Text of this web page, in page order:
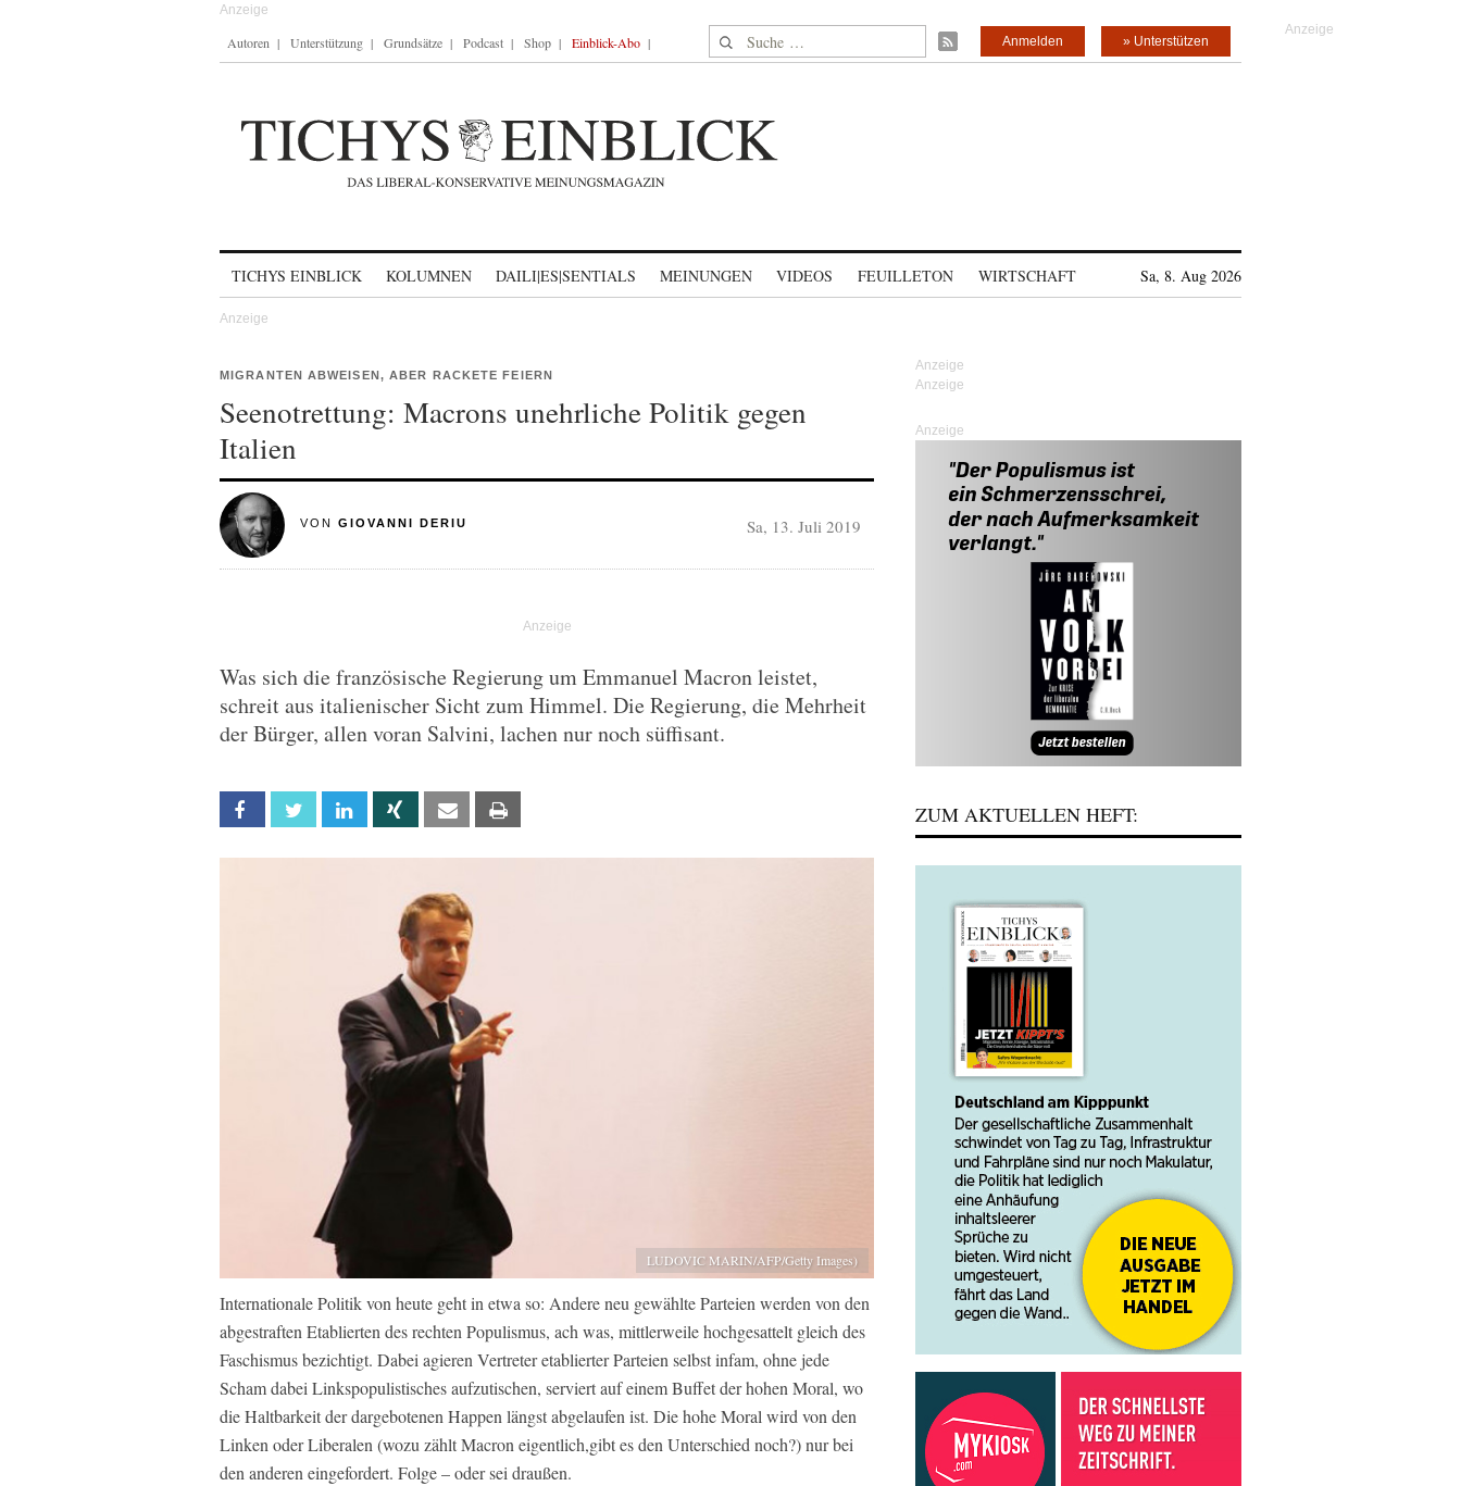
Autoren Unterstützung Grundsätze Podcast Shop Einblick-Abo Suche nach: » Unterstützen
Anmelden
TICHYS EINBLICK KOLUMNEN DAILI|ES|SENTIALS MEINUNGEN VIDEOS FEUILLETON WIRTSCHAFT Sa, 8. Aug 2026
MIGRANTEN ABWEISEN, ABER RACKETE FEIERN
Seenotrettung: Macrons unehrliche Politik gegen
Italien
VON GIOVANNI DERIU Sa, 13. Juli 2019
Was sich die französische Regierung um Emmanuel Macron leistet,
schreit aus italienischer Sicht zum Himmel. Die Regierung, die Mehrheit
der Bürger, allen voran Salvini, lachen nur noch süffisant.
Facebook Twitter Linkedin Xing Email
LUDOVIC MARIN/AFP/Getty Images)
Internationale Politik von heute geht in etwa so: Andere neu gewählte Parteien werden von den
abgestraften Etablierten des rechten Populismus, ach was, mittlerweile hochgesattelt gleich des
Faschismus bezichtigt. Dabei agieren Vertreter etablierter Parteien selbst infam, ohne jede
Scham dabei Linkspopulistisches aufzutischen, serviert auf einem Buffet der hohen Moral, wo
die Haltbarkeit der dargebotenen Happen längst abgelaufen ist. Die hohe Moral wird von den
Linken oder Liberalen (wozu zählt Macron eigentlich,gibt es den Unterschied noch?) nur bei
den anderen eingefordert. Folge – oder sei draußen.
Anzeige
ZUM AKTUELLEN HEFT: